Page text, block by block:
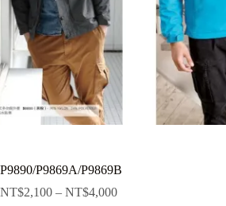
P9890/P9869A/P9869B
NT$2,100 – NT$4,000